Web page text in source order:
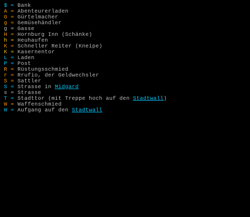
$ = Bank
A = Abenteurerladen
G = Gürtelmacher
g = Gemüsehändler
g = Gasse
H = Hornburg Inn (Schänke)
h = Heuhaufen
K = Schneller Reiter (Kneipe)
K = Kasernentor
L = Laden
P = Post
R = Rüstungsschmied
r = Rrufio, der Geldwechsler
S = Sattler
S = Strasse in Midgard
s = Strasse
T = Stadttor (mit Treppe hoch auf den Stadtwall )
W = Waffenschmied
W = Aufgang auf den Stadtwall